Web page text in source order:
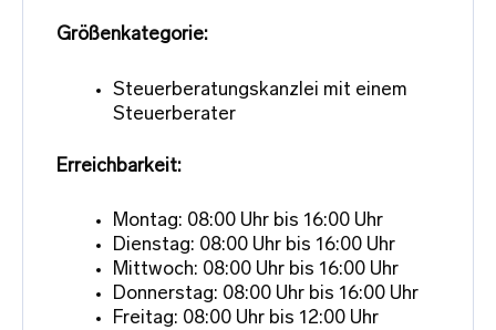
Größenkategorie:
Steuerberatungskanzlei mit einem
Steuerberater
Erreichbarkeit:
Montag: 08:00 Uhr bis 16:00 Uhr
Dienstag: 08:00 Uhr bis 16:00 Uhr
Mittwoch: 08:00 Uhr bis 16:00 Uhr
Donnerstag: 08:00 Uhr bis 16:00 Uhr
Freitag: 08:00 Uhr bis 12:00 Uhr